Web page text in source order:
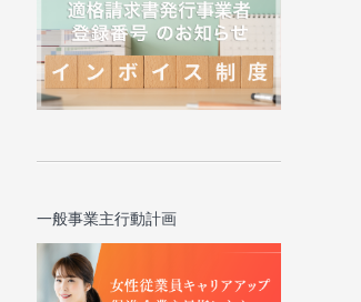
一般事業主行動計画